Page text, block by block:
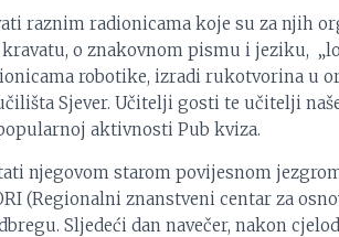
raznim radionicama koje su za njih
o znakovnom pismu i jeziku,
robotike, izradi rukotvorina u
Sjever. Učitelji gosti te učitelji
aktivnosti Pub kviza.
njegovom starom povijesnom
(Regionalni znanstveni centar za
Sljedeći dan navečer, nakon